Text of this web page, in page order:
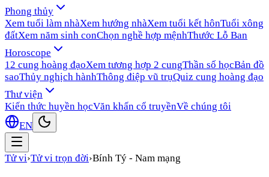
Phong thủy
Xem tuổi làm nhàXem hướng nhàXem tuổi kết hônTuổi xông
đấtXem năm sinh conChọn nghề hợp mệnhThước Lỗ Ban
Horoscope
12 cung hoàng đạoXem tương hợp 2 cungThần số họcBản đồ
saoThủy nghịch hànhThông điệp vũ trụQuiz cung hoàng đạo
Thư viện
Kiến thức huyền họcVăn khấn cổ truyềnVề chúng tôi
EN
Tử vi›Tử vi trọn đời›Bính Tý - Nam mạng